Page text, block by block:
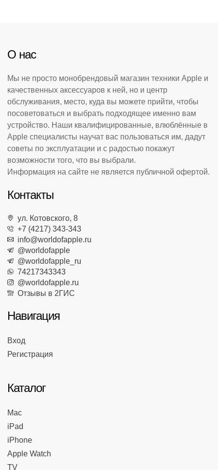
О нас
Мы не просто монобрендовый магазин техники Apple и
качественных аксессуаров к ней, но и центр
обслуживания, место, куда вы можете прийти, чтобы
посоветоваться и выбрать подходящее именно вам
устройство. Наши квалифицированные, влюблённые в
Apple специалисты научат вас пользоваться им, дадут
советы по эксплуатации и с радостью покажут
возможности того, что вы выбрали.
Информация на сайте не является публичной офертой.
Контакты
ул. Котовского, 8
+7 (4217) 343-343
info@worldofapple.ru
@worldofapple
@worldofapple_ru
74217343343
@worldofapple.ru
Отзывы в 2ГИС
Навигация
Вход
Регистрация
Каталог
Mac
iPad
iPhone
Apple Watch
TV